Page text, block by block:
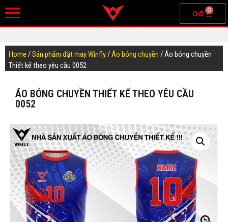
0₫ 0
Home /Sản phẩm đặt may Winfly/Áo bóng chuyền / Áo bóng chuyền
Thiết kế theo yêu cầu 0052
ÁO BÓNG CHUYỀN THIẾT KẾ THEO YÊU CẦU
0052